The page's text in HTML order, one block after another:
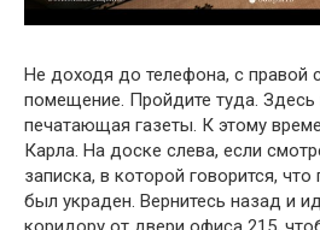
Не доходя до телефона, с правой
помещение. Пройдите туда. Здесь
печатающая газеты. К этому
Карла. На доске слева, если
записка, в которой говорится,
был украден. Вернитесь назад и